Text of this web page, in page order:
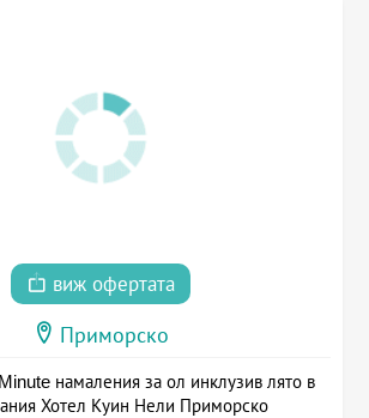
виж офертата
Приморско
намаления за ол инклузив лято в
Хотел Куин Нели Приморско